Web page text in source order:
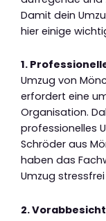
Damit dein
hier einige
1.
Umzug von
erfordert eine
Organisation.
professionelles
Schröder aus
haben das
Umzug
2.